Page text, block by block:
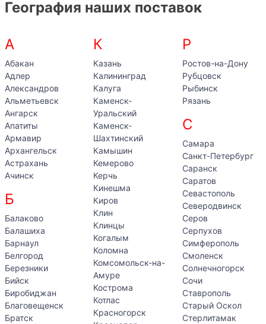
География наших поставок
А
Абакан
Адлер
Александров
Альметьевск
Ангарск
Апатиты
Армавир
Архангельск
Астрахань
Ачинск
Б
Балаково
Балашиха
Барнаул
Белгород
Березники
Бийск
Биробиджан
Благовещенск
Братск
К
Казань
Калининград
Калуга
Каменск-
Уральский
Каменск-
Шахтинский
Камышин
Кемерово
Керчь
Кинешма
Киров
Клин
Клинцы
Когалым
Коломна
Комсомольск-на-
Амуре
Кострома
Котлас
Красногорск
Р
Ростов-на-Дону
Рубцовск
Рыбинск
Рязань
С
Самара
Санкт-Петербург
Саранск
Саратов
Севастополь
Северодвинск
Серов
Серпухов
Симферополь
Смоленск
Солнечногорск
Сочи
Ставрополь
Старый Оскол
Стерлитамак